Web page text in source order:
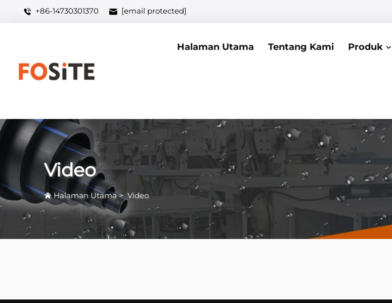
+86-14730301370 [email protected]
Halaman Utama Tentang Kami Produk
Video
Halaman Utama>Video